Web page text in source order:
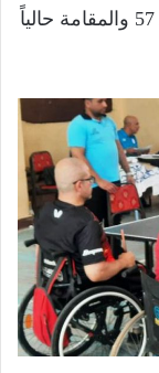
الطاولة لذوي الهمم ببطولة الشركات الـ 57 والمقامة حالياً